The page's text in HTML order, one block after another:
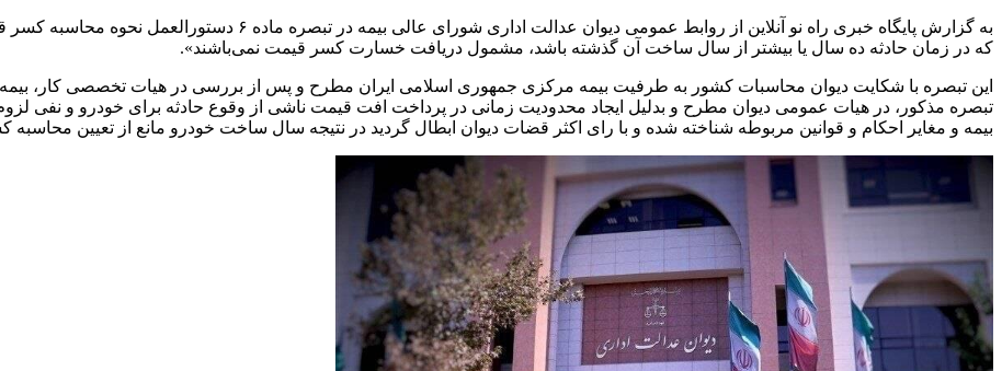
که در زمان حادثه ده سال یا بیشتر از سال ساخت آن گذشته باشد، مشمول دریافت خسارت کسر قیمت نمی‌باشند».
این تبصره با شکایت دیوان محاسبات کشور به طرفیت بیمه مرکزی جمهوری اسلامی ایران مطرح و پس از بررسی در هیات تخصصی کار، بیمه
تبصره مذکور، در هیات عمومی دیوان مطرح و بدلیل ایجاد محدودیت زمانی در پرداخت افت قیمت ناشی از وقوع حادثه برای خودرو و نفی
بیمه و مغایر احکام و قوانین مربوطه شناخته شده و با رای اکثر قضات دیوان ابطال گردید در نتیجه سال ساخت خودرو مانع از تعیین محاسبه